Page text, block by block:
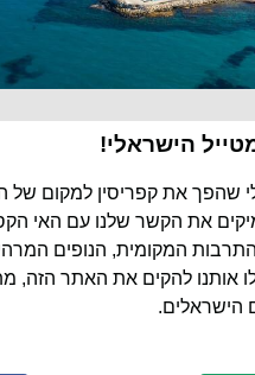
הישראלי!
שהפך את קפריסין למקום
את הקשר שלנו עם האי
המקומית, הנופים
אותנו להקים את האתר הזה,
הישראלים.